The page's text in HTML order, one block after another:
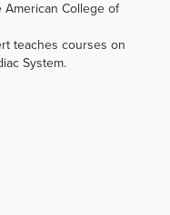
American College of
teaches courses on
System.